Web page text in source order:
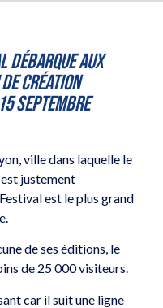
débarque aux
création
septembre
ville dans laquelle le
justement
est le plus grand
de ses éditions, le
de 25 000 visiteurs.
car il suit une ligne